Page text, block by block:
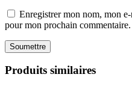
Enregistrer mon nom, mon
pour mon prochain commentaire.
Produits similaires